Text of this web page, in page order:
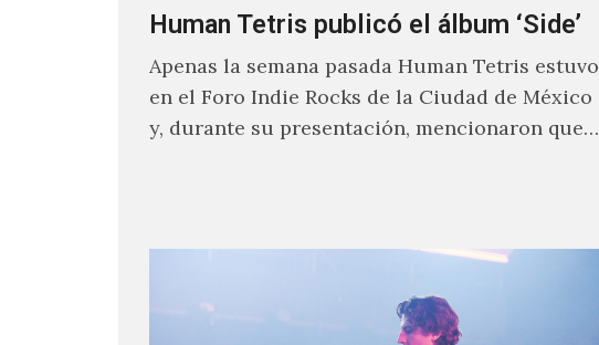
Human Tetris publicó el álbum ‘Side’
Apenas la semana pasada Human Tetris estuvo
en el Foro Indie Rocks de la Ciudad de México
y, durante su presentación, mencionaron que